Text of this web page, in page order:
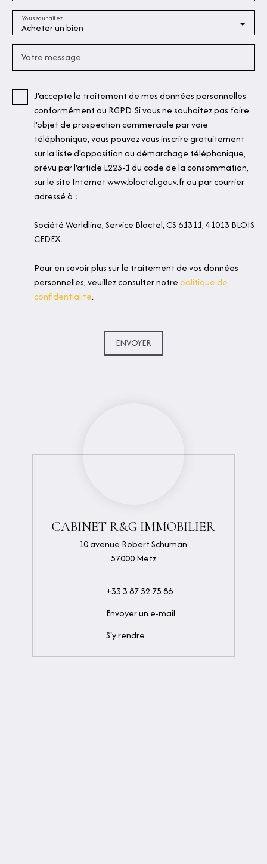
Acheter un bien
Vous souhaitez
Votre message
J'accepte le traitement de mes données personnelles
conformément au RGPD. Si vous ne souhaitez pas faire
l'objet de prospection commerciale par voie
téléphonique, vous pouvez vous inscrire gratuitement
sur la liste d'opposition au démarchage téléphonique,
prévu par l'article L223-1 du code de la consommation,
sur le site Internet www.bloctel.gouv.fr ou par courrier
adressé à :
Société Worldline, Service Bloctel, CS 61311, 41013 BLOIS
CEDEX.
Pour en savoir plus sur le traitement de vos données
personnelles, veuillez consulter notrepolitique de
confidentialité.
ENVOYER
CABINET R&G IMMOBILIER
10 avenue Robert Schuman
57000 Metz
+33 3 87 52 75 86
Envoyer un e-mail
S'y rendre